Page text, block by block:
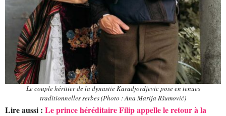
Le couple héritier de la dynastie Karadjordjevic pose en tenues
traditionnelles serbes (Photo : Ana Marija Ršumović)
Lire aussi : Le prince héréditaire Filip appelle le retour à la